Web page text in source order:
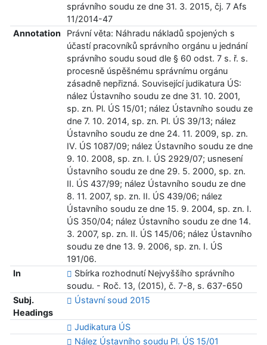
správního soudu ze dne 31. 3. 2015, čj. 7 Afs
11/2014-47
Annotation
Právní věta: Náhradu nákladů spojených s
účastí pracovníků správního orgánu u jednání
správního soudu soud dle § 60 odst. 7 s. ř. s.
procesně úspěšnému správnímu orgánu
zásadně nepřizná. Související judikatura ÚS:
nález Ústavního soudu ze dne 31. 10. 2001,
sp. zn. Pl. ÚS 15/01; nález Ústavního soudu ze
dne 7. 10. 2014, sp. zn. Pl. ÚS 39/13; nález
Ústavního soudu ze dne 24. 11. 2009, sp. zn.
IV. ÚS 1087/09; nález Ústavního soudu ze dne
9. 10. 2008, sp. zn. I. ÚS 2929/07; usnesení
Ústavního soudu ze dne 29. 5. 2000, sp. zn.
II. ÚS 437/99; nález Ústavního soudu ze dne
8. 11. 2007, sp. zn. II. ÚS 439/06; nález
Ústavního soudu ze dne 15. 9. 2004, sp. zn. I.
ÚS 350/04; nález Ústavního soudu ze dne 14.
3. 2007, sp. zn. II. ÚS 145/06; nález Ústavního
soudu ze dne 13. 9. 2006, sp. zn. I. ÚS
191/06.
In
Sbírka rozhodnutí Nejvyššího správního
soudu. - Roč. 13, (2015), č. 7-8, s. 637-650
Subj.
Headings
Ústavní soud 2015
Judikatura ÚS
Nález Ústavního soudu Pl. ÚS 15/01